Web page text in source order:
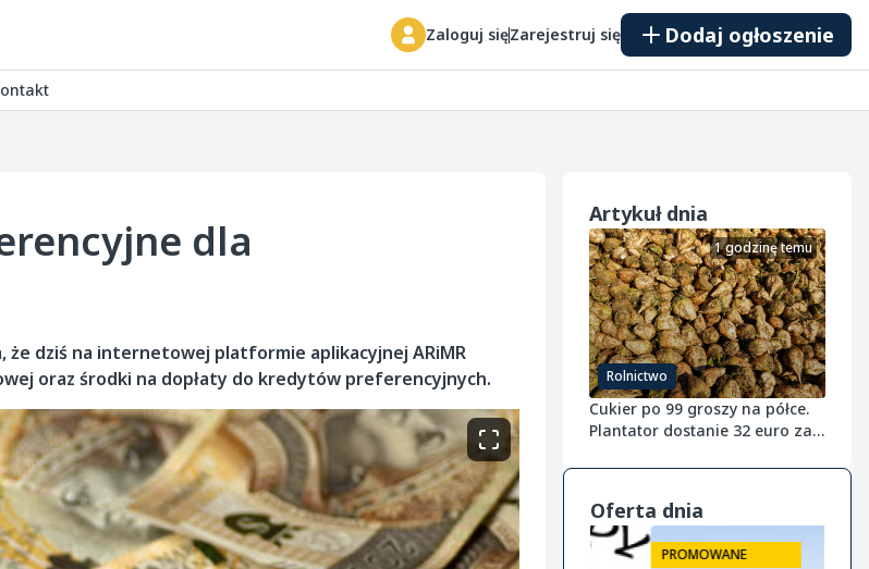
Zaloguj sięZarejestruj się Dodaj ogłoszenie
dla
dziś na internetowej platformie aplikacyjnej ARiMR
oraz środki na dopłaty do kredytów preferencyjnych.
Artykuł dnia
Rolnictwo
1 godzinę temu
Cukier po 99 groszy na półce.
Plantator dostanie 32 euro za
Oferta dnia
PROMOWANE PROMOWANE